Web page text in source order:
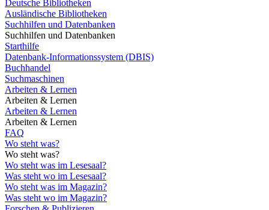
Deutsche Bibliotheken
Ausländische Bibliotheken
Suchhilfen und Datenbanken
Suchhilfen und Datenbanken
Starthilfe
Datenbank-Informationssystem (DBIS)
Buchhandel
Suchmaschinen
Arbeiten & Lernen
Arbeiten & Lernen
Arbeiten & Lernen
Arbeiten & Lernen
FAQ
Wo steht was?
Wo steht was?
Wo steht was im Lesesaal?
Was steht wo im Lesesaal?
Wo steht was im Magazin?
Was steht wo im Magazin?